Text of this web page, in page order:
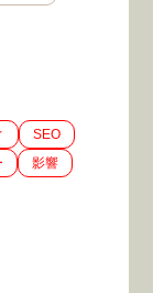
SEO
影響